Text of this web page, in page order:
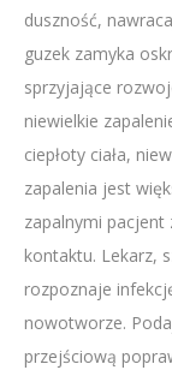
duszność,
guzek zamyka
sprzyjające
niewielkie
ciepłoty ciała,
zapalenia jest
zapalnymi pacjent
kontaktu. Lekarz,
rozpoznaje
nowotworze.
przejściową